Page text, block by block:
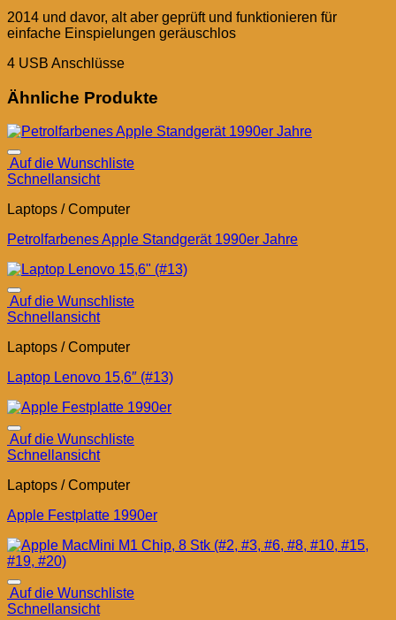
2014 und davor, alt aber geprüft und funktionieren für
einfache Einspielungen geräuschlos
4 USB Anschlüsse
Ähnliche Produkte
Auf die Wunschliste
Schnellansicht
Laptops / Computer
Petrolfarbenes Apple Standgerät 1990er Jahre
Auf die Wunschliste
Schnellansicht
Laptops / Computer
Laptop Lenovo 15,6″ (#13)
Auf die Wunschliste
Schnellansicht
Laptops / Computer
Apple Festplatte 1990er
Auf die Wunschliste
Schnellansicht